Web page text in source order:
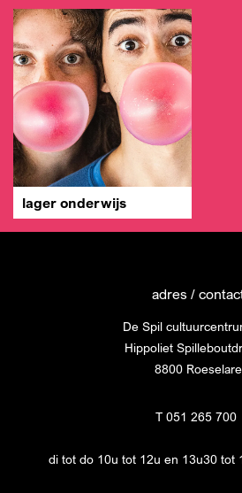
lager onderwijs
adres /
De Spil
Hippoliet
8800 Roeselare
T 051 265 700
di tot do 10u tot 12u en 13u30 tot